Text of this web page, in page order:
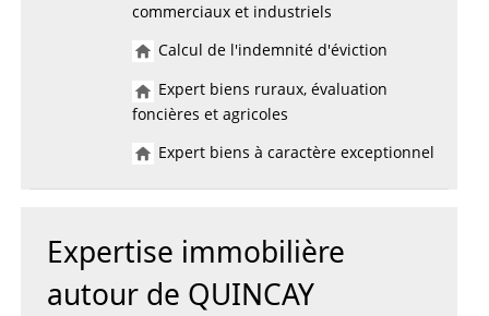
commerciaux et industriels
Calcul de l'indemnité d'éviction
Expert biens ruraux, évaluation
foncières et agricoles
Expert biens à caractère exceptionnel
Expertise immobilière
autour de QUINCAY